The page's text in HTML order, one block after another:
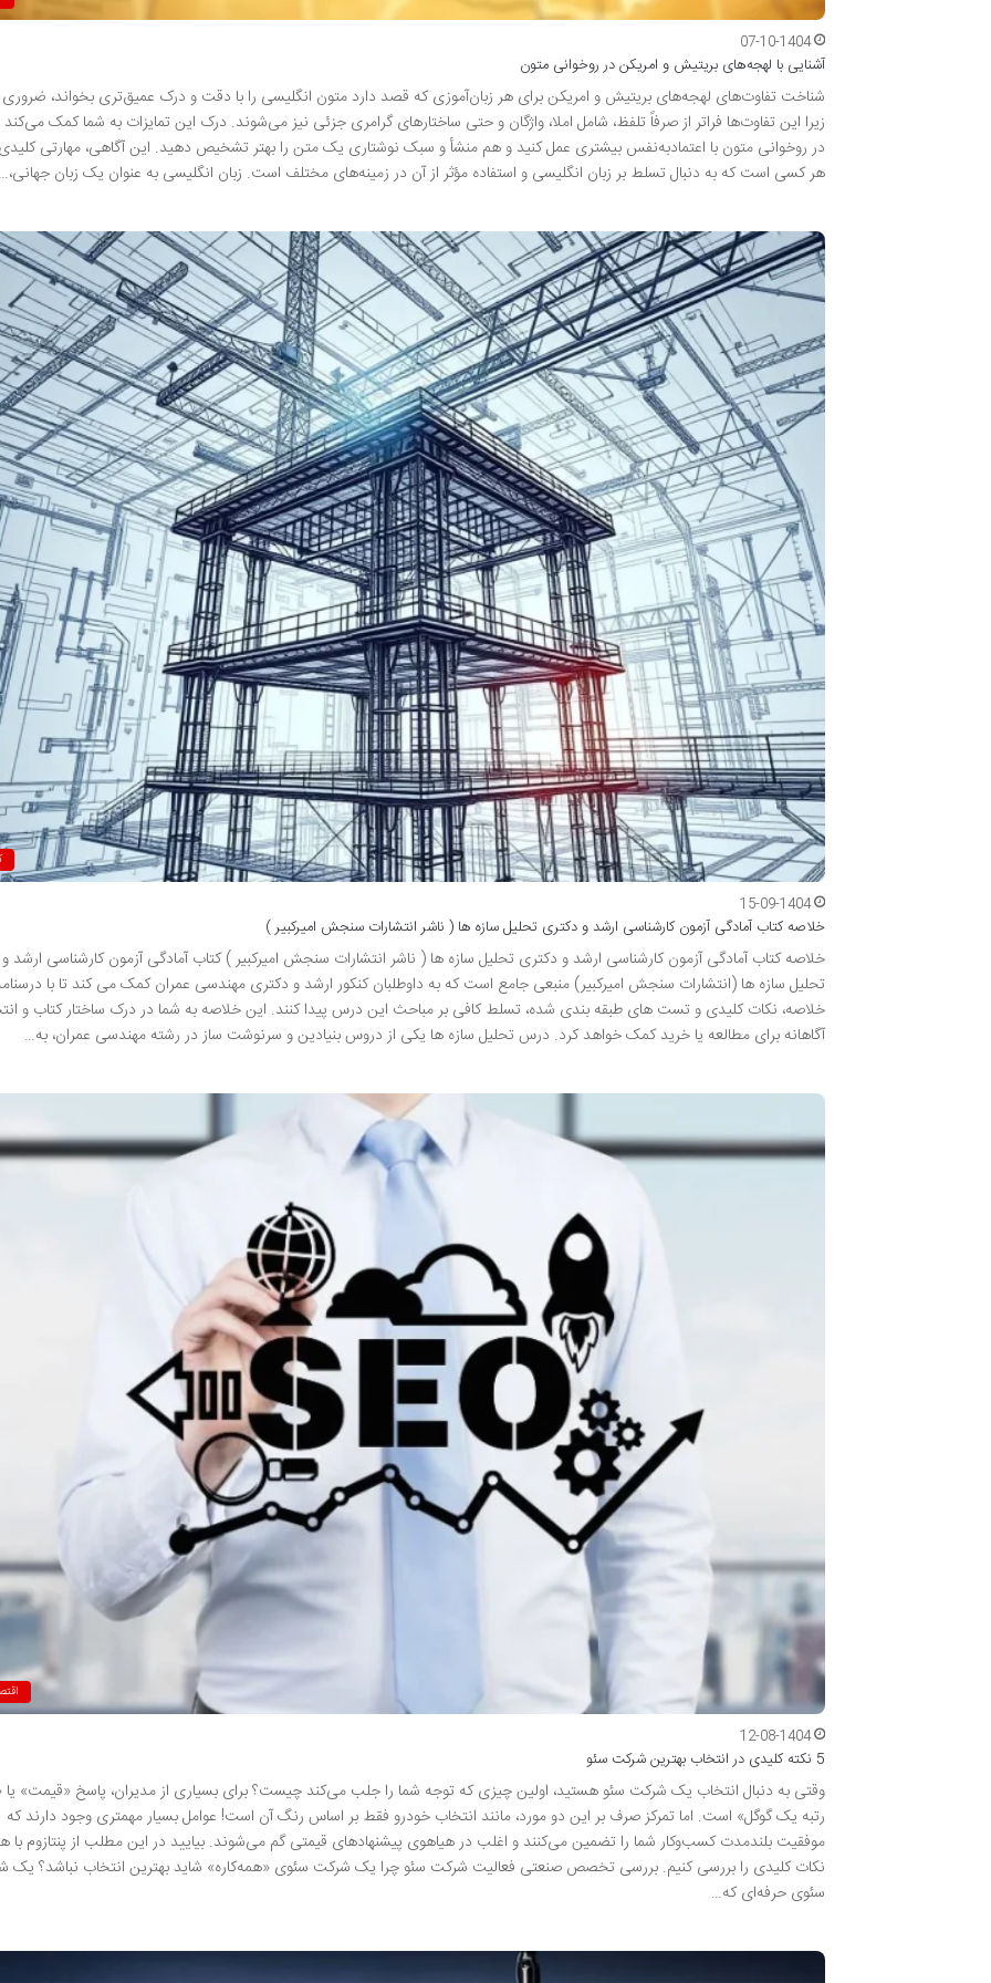
07-10-1404
آشنایی با لهجه‌های بریتیش و امریکن در روخوانی متون
شناخت تفاوت‌های لهجه‌های بریتیش و امریکن برای هر زبان‌آموزی که قصد دارد متون انگلیسی را با دقت و درک عمیق‌تری بخواند،
زیرا این تفاوت‌ها فراتر از صرفاً تلفظ، شامل املا، واژگان و حتی ساختارهای گرامری جزئی نیز می‌شوند. درک این تمایزات به شما کمک
در روخوانی متون با اعتمادبه‌نفس بیشتری عمل کنید و هم منشأ و سبک نوشتاری یک متن را بهتر تشخیص دهید. این آگاهی، مهارتی
هر کسی است که به دنبال تسلط بر زبان انگلیسی و استفاده مؤثر از آن در زمینه‌های مختلف است. زبان انگلیسی به عنوان یک زبان
15-09-1404
خلاصه کتاب آمادگی آزمون کارشناسی ارشد و دکتری تحلیل سازه ها ( ناشر انتشارات سنجش امیرکبیر )
خلاصه کتاب آمادگی آزمون کارشناسی ارشد و دکتری تحلیل سازه ها ( ناشر انتشارات سنجش امیرکبیر ) کتاب آمادگی آزمون کارشناسی ارشد
تحلیل سازه ها (انتشارات سنجش امیرکبیر) منبعی جامع است که به داوطلبان کنکور ارشد و دکتری مهندسی عمران کمک می کند تا با
خلاصه، نکات کلیدی و تست های طبقه بندی شده، تسلط کافی بر مباحث این درس پیدا کنند. این خلاصه به شما در درک ساختار کتاب و
آگاهانه برای مطالعه یا خرید کمک خواهد کرد. درس تحلیل سازه ها یکی از دروس بنیادین و سرنوشت ساز در رشته مهندسی عمران، به…
12-08-1404
5 نکته کلیدی در انتخاب بهترین شرکت سئو
وقتی به دنبال انتخاب یک شرکت سئو هستید، اولین چیزی که توجه شما را جلب می‌کند چیست؟ برای بسیاری از مدیران، پاسخ «قیمت» یا
رتبه یک گوگل» است. اما تمرکز صرف بر این دو مورد، مانند انتخاب خودرو فقط بر اساس رنگ آن است! عوامل بسیار مهمتری وجود دارند که
موفقیت بلندمدت کسب‌وکار شما را تضمین می‌کنند و اغلب در هیاهوی پیشنهادهای قیمتی گم می‌شوند. بیایید در این مطلب از پنتازوم با
نکات کلیدی را بررسی کنیم. بررسی تخصص صنعتی فعالیت شرکت سئو چرا یک شرکت سئوی «همه‌کاره» شاید بهترین انتخاب نباشد؟ یک
سئوی حرفه‌ای که…